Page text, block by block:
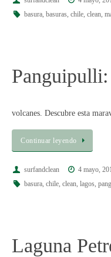
basura, basuras, chile, clean,
volcanes. Descubre esta
Continuar leyendo
surfandclean 4 mayo,
basura, chile, clean, lagos,
Laguna